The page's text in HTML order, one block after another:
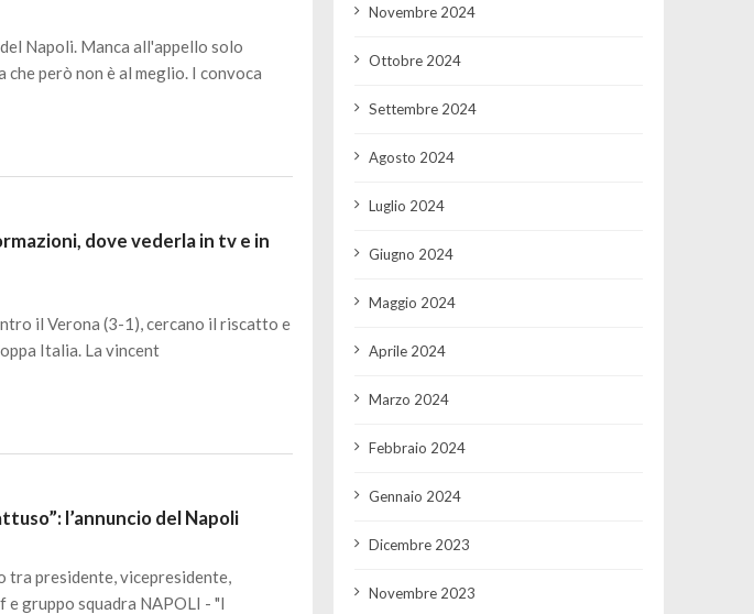
Napoli. Manca all'appello solo
che però non è al meglio. I convoca
dove vederla in tv e in
il Verona (3-1), cercano il riscatto e
Italia. La vincent
l’annuncio del Napoli
tra presidente, vicepresidente,
gruppo squadra NAPOLI - "I
Novembre 2024
Ottobre 2024
Settembre 2024
Agosto 2024
Luglio 2024
Giugno 2024
Maggio 2024
Aprile 2024
Marzo 2024
Febbraio 2024
Gennaio 2024
Dicembre 2023
Novembre 2023